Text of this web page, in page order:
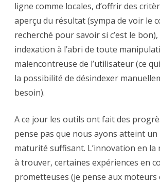
ligne comme locales, d’offrir des
aperçu du résultat (sympa de voir le
recherché pour savoir si c’est le
indexation à l’abri de toute
malencontreuse de l’utilisateur (ce
la possibilité de désindexer
besoin).
A ce jour les outils ont fait des
pense pas que nous ayons atteint un
maturité suffisant. L’innovation en la
à trouver, certaines expériences en
prometteuses (je pense aux moteurs